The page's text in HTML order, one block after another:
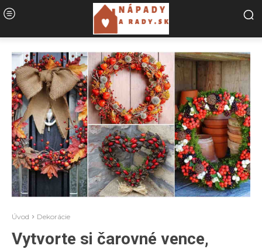
Úvod Dekorácie
Vytvorte si čarovné vence,